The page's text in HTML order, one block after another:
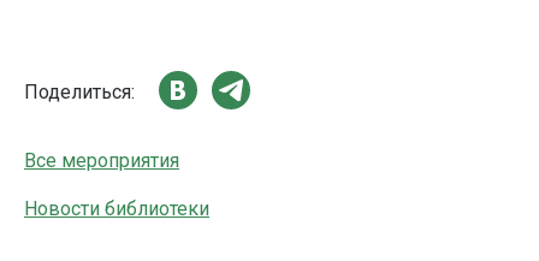
Поделиться:
Все мероприятия
Новости библиотеки